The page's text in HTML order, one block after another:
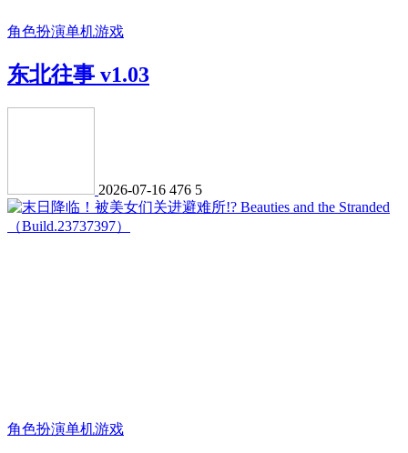
角色扮演单机游戏
东北往事 v1.03
2026-07-16 476 5
角色扮演单机游戏